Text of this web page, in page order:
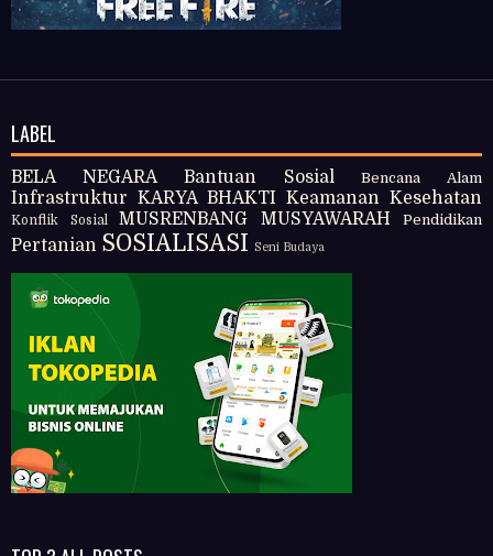
LABEL
BELA NEGARA Bantuan Sosial Bencana Alam
Infrastruktur KARYA BHAKTI Keamanan Kesehatan
Konflik Sosial MUSRENBANG MUSYAWARAH Pendidikan
Pertanian SOSIALISASI Seni Budaya